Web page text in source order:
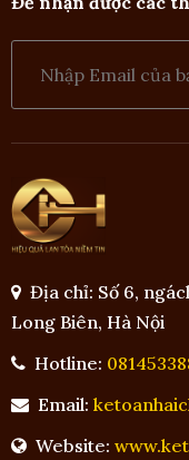
Địa chỉ: Số 6,
Long Biên, Hà Nội
Hotline:
Email:
Website: